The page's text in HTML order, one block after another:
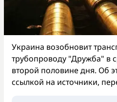
Украина возобновит
трубопроводу "Дружба" в
второй половине дня. Об
ссылкой на источники,